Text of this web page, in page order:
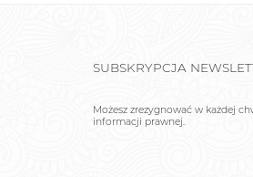
SUBSKRYPCJA
Możesz zrezygnować w każdej
informacji prawnej.